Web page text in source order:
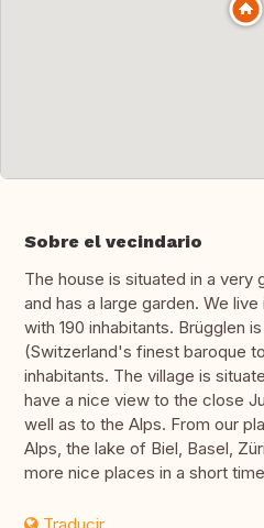
Sobre el vecindario
The house is situated in a very
and has a large garden. We
with 190 inhabitants. Brügglen
(Switzerland's finest baroque
inhabitants. The village is
have a nice view to the close
well as to the Alps. From our
Alps, the lake of Biel, Basel,
more nice places in a short